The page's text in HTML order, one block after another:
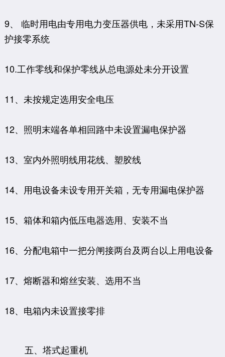
9、 临时用电由专用电力变压器供电，未采用TN-S保
护接零系统
10.工作零线和保护零线从总电源处未分开设置
11、未按规定选用安全电压
12、照明末端各单相回路中未设置漏电保护器
13、室内外照明线用花线、塑胶线
14、用电设备未设专用开关箱，无专用漏电保护器
15、箱体和箱内低压电器选用、安装不当
16、分配电箱中一把分闸接两台及两台以上用电设备
17、熔断器和熔丝安装、选用不当
18、电箱内未设置接零排
五、塔式起重机